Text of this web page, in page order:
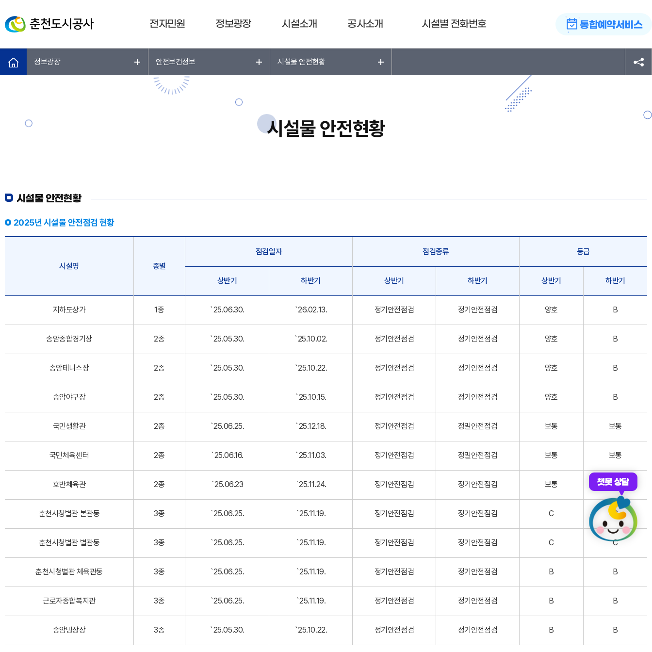
전자민원 정보광장 시설소개 공사소개 시설별 전화번호 통합예약서비스
정보광장 안전보건정보 시설물 안전현황
시설물 안전현황
시설물 안전현황
2025년 시설물 안전점검 현황
시설명 종별
점검일자 점검종류 등급
상반기 하반기 상반기 하반기 상반기 하반기
지하도상가 1종 `25.06.30. `26.02.13. 정기안전점검 정기안전점검 양호 B
송암종합경기장 2종 `25.05.30. `25.10.02. 정기안전점검 정기안전점검 양호 B
송암테니스장 2종 `25.05.30. `25.10.22. 정기안전점검 정기안전점검 양호 B
송암야구장 2종 `25.05.30. `25.10.15. 정기안전점검 정기안전점검 양호 B
국민생활관 2종 `25.06.25. `25.12.18. 정기안전점검 정밀안전점검 보통 보통
국민체육센터 2종 `25.06.16. `25.11.03. 정기안전점검 정밀안전점검 보통 보통
호반체육관 2종 `25.06.23 `25.11.24. 정기안전점검 정기안전점검 보통 B
춘천시청별관 본관동 3종 `25.06.25. `25.11.19. 정기안전점검 정기안전점검 C C
춘천시청별관 별관동 3종 `25.06.25. `25.11.19. 정기안전점검 정기안전점검 C C
춘천시청별관 체육관동 3종 `25.06.25. `25.11.19. 정기안전점검 정기안전점검 B B
근로자종합복지관 3종 `25.06.25. `25.11.19. 정기안전점검 정기안전점검 B B
송암빙상장 3종 `25.05.30. `25.10.22. 정기안전점검 정기안전점검 B B
챗봇 상담